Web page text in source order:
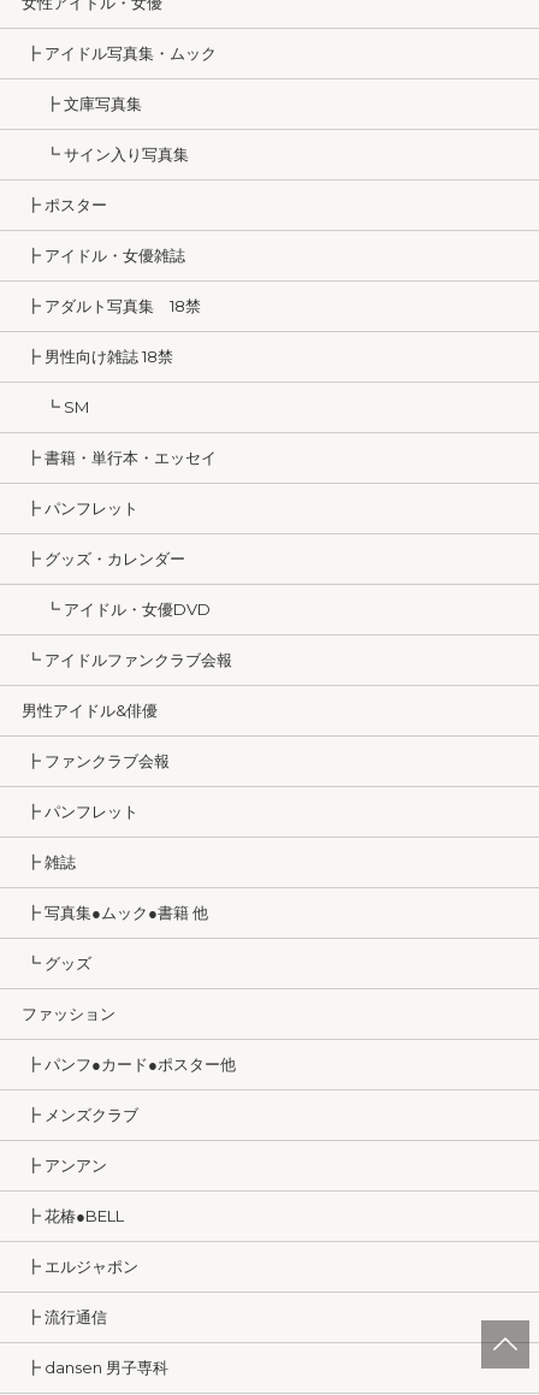
┣ アイドル写真集・ムック
┣ 文庫写真集
┗ サイン入り写真集
┣ ポスター
┣ アイドル・女優雑誌
┣ アダルト写真集 18禁
┣ 男性向け雑誌 18禁
┗ SM
┣ 書籍・単行本・エッセイ
┣ パンフレット
┣ グッズ・カレンダー
┗ アイドル・女優DVD
┗ アイドルファンクラブ会報
男性アイドル&俳優
┣ ファンクラブ会報
┣ パンフレット
┣ 雑誌
┣ 写真集●ムック●書籍 他
┗ グッズ
ファッション
┣ パンフ●カード●ポスター他
┣ メンズクラブ
┣ アンアン
┣ 花椿●BELL
┣ エルジャポン
┣ 流行通信
┣ dansen 男子専科